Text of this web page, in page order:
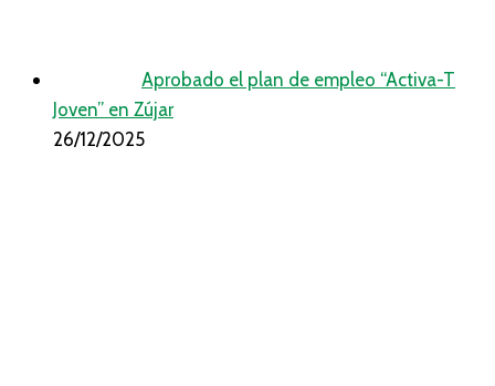
Aprobado el plan de empleo “Activa-T
Joven” en Zújar
26/12/2025